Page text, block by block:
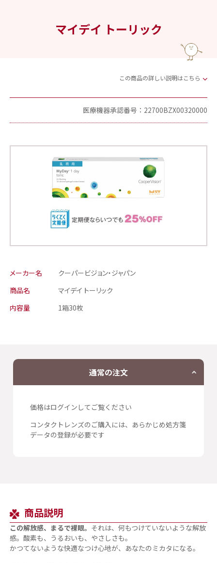
マイデイ トーリック
この商品の詳しい説明はこちら
医療機器承認番号：22700BZX00320000
メーカー名
クーパービジョン・ジャパン
商品名
マイデイ トーリック
内容量
1箱30枚
通常の注文
価格はログインしてご覧ください
コンタクトレンズのご購入には、あらかじめ処方箋
データの登録が必要です
商品説明
この解放感、まるで裸眼。 それは、何もつけていないような解放
感。酸素も、うるおいも、やさしさも。
かつてないような快適なつけ心地が、あなたのミカタになる。